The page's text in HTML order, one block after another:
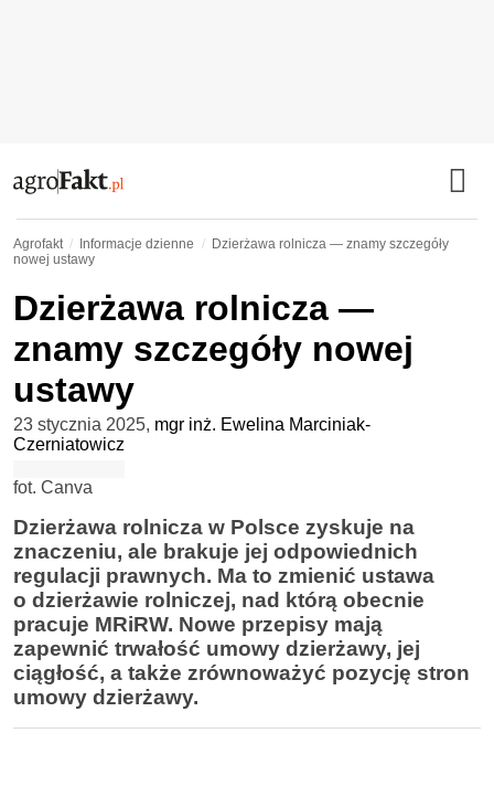
Agrofakt Informacje dzienne
Dzierżawa rolnicza — znamy szczegóły
nowej ustawy
Dzierżawa rolnicza —
znamy szczegóły nowej
ustawy
23 stycznia 2025, mgr inż. Ewelina Marciniak-
Czerniatowicz
fot. Canva
Dzierżawa rolnicza w Polsce zyskuje na
znaczeniu, ale brakuje jej odpowiednich
regulacji prawnych. Ma to zmienić ustawa
o dzierżawie rolniczej, nad którą obecnie
pracuje MRiRW. Nowe przepisy mają
zapewnić trwałość umowy dzierżawy, jej
ciągłość, a także zrównoważyć pozycję stron
umowy dzierżawy.